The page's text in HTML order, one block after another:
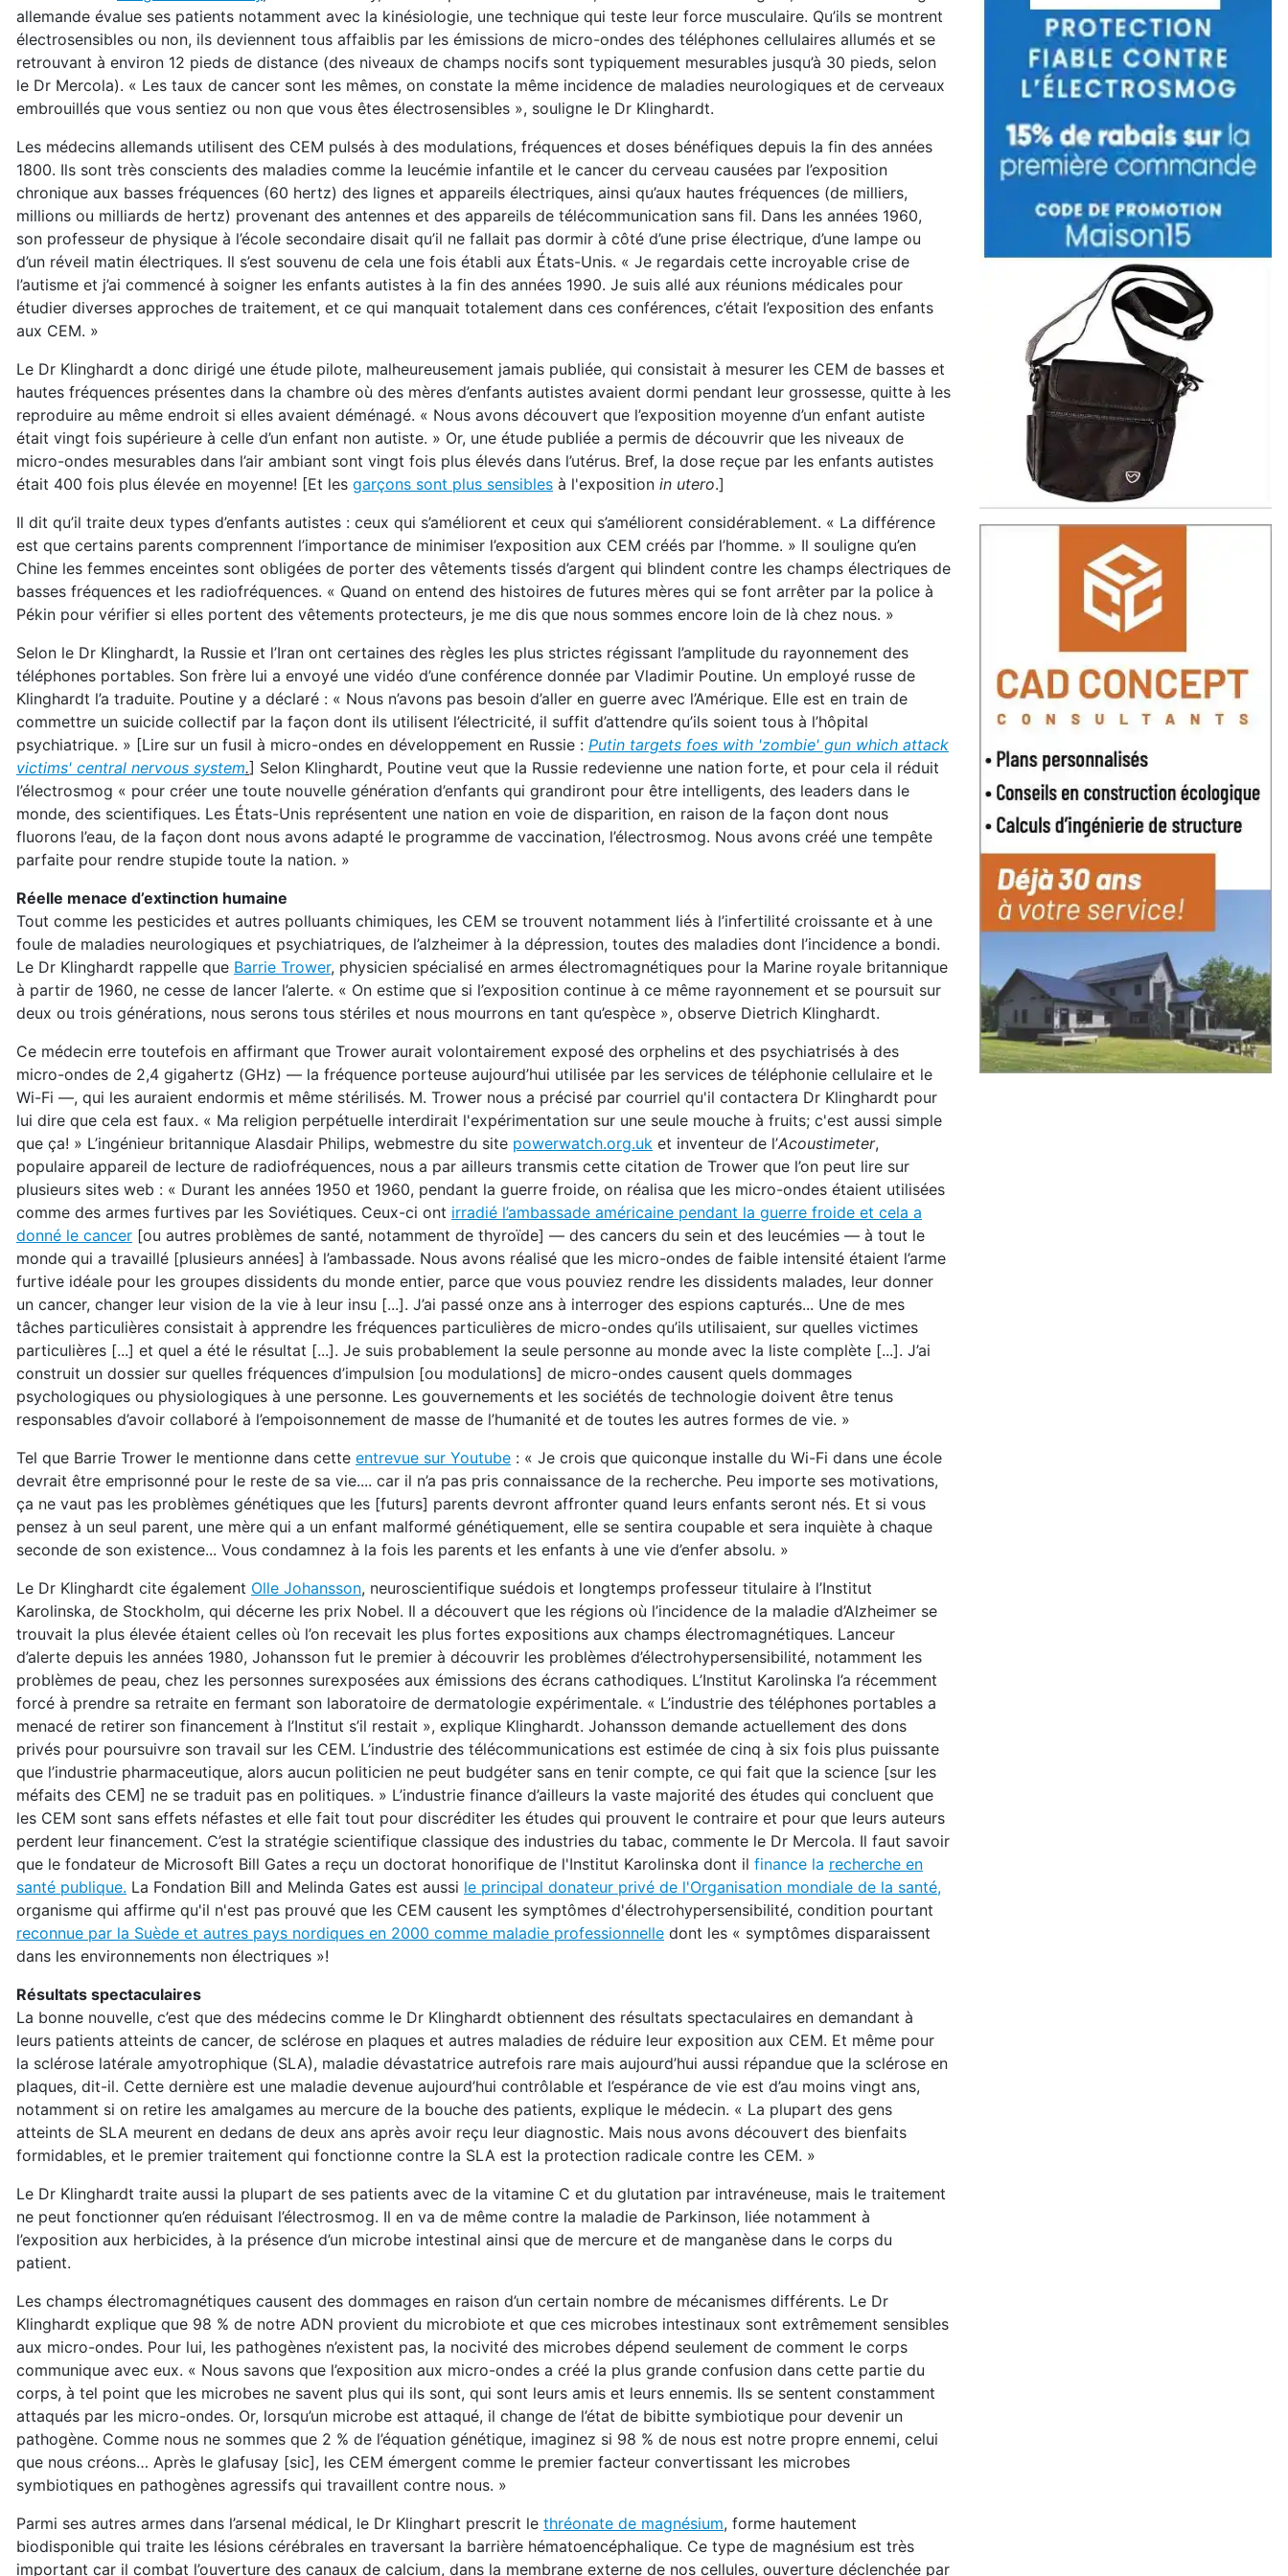
allemande évalue ses patients notamment avec la kinésiologie, une technique qui teste leur force musculaire. Qu’ils se montrent
électrosensibles ou non, ils deviennent tous affaiblis par les émissions de micro-ondes des téléphones cellulaires allumés et se
retrouvant à environ 12 pieds de distance (des niveaux de champs nocifs sont typiquement mesurables jusqu’à 30 pieds, selon
le Dr Mercola). « Les taux de cancer sont les mêmes, on constate la même incidence de maladies neurologiques et de cerveaux
embrouillés que vous sentiez ou non que vous êtes électrosensibles », souligne le Dr Klinghardt.
Les médecins allemands utilisent des CEM pulsés à des modulations, fréquences et doses bénéfiques depuis la fin des années
1800. Ils sont très conscients des maladies comme la leucémie infantile et le cancer du cerveau causées par l’exposition
chronique aux basses fréquences (60 hertz) des lignes et appareils électriques, ainsi qu’aux hautes fréquences (de milliers,
millions ou milliards de hertz) provenant des antennes et des appareils de télécommunication sans fil. Dans les années 1960,
son professeur de physique à l’école secondaire disait qu’il ne fallait pas dormir à côté d’une prise électrique, d’une lampe ou
d’un réveil matin électriques. Il s’est souvenu de cela une fois établi aux États-Unis. « Je regardais cette incroyable crise de
l’autisme et j’ai commencé à soigner les enfants autistes à la fin des années 1990. Je suis allé aux réunions médicales pour
étudier diverses approches de traitement, et ce qui manquait totalement dans ces conférences, c’était l’exposition des enfants
aux CEM. »
Le Dr Klinghardt a donc dirigé une étude pilote, malheureusement jamais publiée, qui consistait à mesurer les CEM de basses et
hautes fréquences présentes dans la chambre où des mères d’enfants autistes avaient dormi pendant leur grossesse, quitte à les
reproduire au même endroit si elles avaient déménagé. « Nous avons découvert que l’exposition moyenne d’un enfant autiste
était vingt fois supérieure à celle d’un enfant non autiste. » Or, une étude publiée a permis de découvrir que les niveaux de
micro-ondes mesurables dans l’air ambiant sont vingt fois plus élevés dans l’utérus. Bref, la dose reçue par les enfants autistes
était 400 fois plus élevée en moyenne! [Et les garçons sont plus sensibles à l'exposition in utero.]
Il dit qu’il traite deux types d’enfants autistes : ceux qui s’améliorent et ceux qui s’améliorent considérablement. « La différence
est que certains parents comprennent l’importance de minimiser l’exposition aux CEM créés par l’homme. » Il souligne qu’en
Chine les femmes enceintes sont obligées de porter des vêtements tissés d’argent qui blindent contre les champs électriques de
basses fréquences et les radiofréquences. « Quand on entend des histoires de futures mères qui se font arrêter par la police à
Pékin pour vérifier si elles portent des vêtements protecteurs, je me dis que nous sommes encore loin de là chez nous. »
Selon le Dr Klinghardt, la Russie et l’Iran ont certaines des règles les plus strictes régissant l’amplitude du rayonnement des
téléphones portables. Son frère lui a envoyé une vidéo d’une conférence donnée par Vladimir Poutine. Un employé russe de
Klinghardt l’a traduite. Poutine y a déclaré : « Nous n’avons pas besoin d’aller en guerre avec l’Amérique. Elle est en train de
commettre un suicide collectif par la façon dont ils utilisent l’électricité, il suffit d’attendre qu’ils soient tous à l’hôpital
psychiatrique. » [Lire sur un fusil à micro-ondes en développement en Russie : Putin targets foes with 'zombie' gun which attack
victims' central nervous system.] Selon Klinghardt, Poutine veut que la Russie redevienne une nation forte, et pour cela il réduit
l’électrosmog « pour créer une toute nouvelle génération d’enfants qui grandiront pour être intelligents, des leaders dans le
monde, des scientifiques. Les États-Unis représentent une nation en voie de disparition, en raison de la façon dont nous
fluorons l’eau, de la façon dont nous avons adapté le programme de vaccination, l’électrosmog. Nous avons créé une tempête
parfaite pour rendre stupide toute la nation. »
Réelle menace d’extinction humaine
Tout comme les pesticides et autres polluants chimiques, les CEM se trouvent notamment liés à l’infertilité croissante et à une
foule de maladies neurologiques et psychiatriques, de l’alzheimer à la dépression, toutes des maladies dont l’incidence a bondi.
Le Dr Klinghardt rappelle que Barrie Trower, physicien spécialisé en armes électromagnétiques pour la Marine royale britannique
à partir de 1960, ne cesse de lancer l’alerte. « On estime que si l’exposition continue à ce même rayonnement et se poursuit sur
deux ou trois générations, nous serons tous stériles et nous mourrons en tant qu’espèce », observe Dietrich Klinghardt.
Ce médecin erre toutefois en affirmant que Trower aurait volontairement exposé des orphelins et des psychiatrisés à des
micro-ondes de 2,4 gigahertz (GHz) — la fréquence porteuse aujourd’hui utilisée par les services de téléphonie cellulaire et le
Wi-Fi —, qui les auraient endormis et même stérilisés. M. Trower nous a précisé par courriel qu'il contactera Dr Klinghardt pour
lui dire que cela est faux. « Ma religion perpétuelle interdirait l'expérimentation sur une seule mouche à fruits; c'est aussi simple
que ça! » L’ingénieur britannique Alasdair Philips, webmestre du site powerwatch.org.uk et inventeur de l’Acoustimeter,
populaire appareil de lecture de radiofréquences, nous a par ailleurs transmis cette citation de Trower que l’on peut lire sur
plusieurs sites web : « Durant les années 1950 et 1960, pendant la guerre froide, on réalisa que les micro-ondes étaient utilisées
comme des armes furtives par les Soviétiques. Ceux-ci ont irradié l’ambassade américaine pendant la guerre froide et cela a
donné le cancer [ou autres problèmes de santé, notamment de thyroïde] — des cancers du sein et des leucémies — à tout le
monde qui a travaillé [plusieurs années] à l’ambassade. Nous avons réalisé que les micro-ondes de faible intensité étaient l’arme
furtive idéale pour les groupes dissidents du monde entier, parce que vous pouviez rendre les dissidents malades, leur donner
un cancer, changer leur vision de la vie à leur insu [...]. J’ai passé onze ans à interroger des espions capturés... Une de mes
tâches particulières consistait à apprendre les fréquences particulières de micro-ondes qu’ils utilisaient, sur quelles victimes
particulières [...] et quel a été le résultat [...]. Je suis probablement la seule personne au monde avec la liste complète [...]. J’ai
construit un dossier sur quelles fréquences d’impulsion [ou modulations] de micro-ondes causent quels dommages
psychologiques ou physiologiques à une personne. Les gouvernements et les sociétés de technologie doivent être tenus
responsables d’avoir collaboré à l’empoisonnement de masse de l’humanité et de toutes les autres formes de vie. »
Tel que Barrie Trower le mentionne dans cette entrevue sur Youtube : « Je crois que quiconque installe du Wi-Fi dans une école
devrait être emprisonné pour le reste de sa vie.... car il n’a pas pris connaissance de la recherche. Peu importe ses motivations,
ça ne vaut pas les problèmes génétiques que les [futurs] parents devront affronter quand leurs enfants seront nés. Et si vous
pensez à un seul parent, une mère qui a un enfant malformé génétiquement, elle se sentira coupable et sera inquiète à chaque
seconde de son existence... Vous condamnez à la fois les parents et les enfants à une vie d’enfer absolu. »
Le Dr Klinghardt cite également Olle Johansson, neuroscientifique suédois et longtemps professeur titulaire à l’Institut
Karolinska, de Stockholm, qui décerne les prix Nobel. Il a découvert que les régions où l’incidence de la maladie d’Alzheimer se
trouvait la plus élevée étaient celles où l’on recevait les plus fortes expositions aux champs électromagnétiques. Lanceur
d’alerte depuis les années 1980, Johansson fut le premier à découvrir les problèmes d’électrohypersensibilité, notamment les
problèmes de peau, chez les personnes surexposées aux émissions des écrans cathodiques. L’Institut Karolinska l’a récemment
forcé à prendre sa retraite en fermant son laboratoire de dermatologie expérimentale. « L’industrie des téléphones portables a
menacé de retirer son financement à l’Institut s’il restait », explique Klinghardt. Johansson demande actuellement des dons
privés pour poursuivre son travail sur les CEM. L’industrie des télécommunications est estimée de cinq à six fois plus puissante
que l’industrie pharmaceutique, alors aucun politicien ne peut budgéter sans en tenir compte, ce qui fait que la science [sur les
méfaits des CEM] ne se traduit pas en politiques. » L’industrie finance d’ailleurs la vaste majorité des études qui concluent que
les CEM sont sans effets néfastes et elle fait tout pour discréditer les études qui prouvent le contraire et pour que leurs auteurs
perdent leur financement. C’est la stratégie scientifique classique des industries du tabac, commente le Dr Mercola. Il faut savoir
que le fondateur de Microsoft Bill Gates a reçu un doctorat honorifique de l'Institut Karolinska dont il finance la recherche en
santé publique. La Fondation Bill and Melinda Gates est aussi le principal donateur privé de l'Organisation mondiale de la santé,
organisme qui affirme qu'il n'est pas prouvé que les CEM causent les symptômes d'électrohypersensibilité, condition pourtant
reconnue par la Suède et autres pays nordiques en 2000 comme maladie professionnelle dont les « symptômes disparaissent
dans les environnements non électriques »!
Résultats spectaculaires
La bonne nouvelle, c’est que des médecins comme le Dr Klinghardt obtiennent des résultats spectaculaires en demandant à
leurs patients atteints de cancer, de sclérose en plaques et autres maladies de réduire leur exposition aux CEM. Et même pour
la sclérose latérale amyotrophique (SLA), maladie dévastatrice autrefois rare mais aujourd’hui aussi répandue que la sclérose en
plaques, dit-il. Cette dernière est une maladie devenue aujourd’hui contrôlable et l’espérance de vie est d’au moins vingt ans,
notamment si on retire les amalgames au mercure de la bouche des patients, explique le médecin. « La plupart des gens
atteints de SLA meurent en dedans de deux ans après avoir reçu leur diagnostic. Mais nous avons découvert des bienfaits
formidables, et le premier traitement qui fonctionne contre la SLA est la protection radicale contre les CEM. »
Le Dr Klinghardt traite aussi la plupart de ses patients avec de la vitamine C et du glutation par intravéneuse, mais le traitement
ne peut fonctionner qu’en réduisant l’électrosmog. Il en va de même contre la maladie de Parkinson, liée notamment à
l’exposition aux herbicides, à la présence d’un microbe intestinal ainsi que de mercure et de manganèse dans le corps du
patient.
Les champs électromagnétiques causent des dommages en raison d’un certain nombre de mécanismes différents. Le Dr
Klinghardt explique que 98 % de notre ADN provient du microbiote et que ces microbes intestinaux sont extrêmement sensibles
aux micro-ondes. Pour lui, les pathogènes n’existent pas, la nocivité des microbes dépend seulement de comment le corps
communique avec eux. « Nous savons que l’exposition aux micro-ondes a créé la plus grande confusion dans cette partie du
corps, à tel point que les microbes ne savent plus qui ils sont, qui sont leurs amis et leurs ennemis. Ils se sentent constamment
attaqués par les micro-ondes. Or, lorsqu’un microbe est attaqué, il change de l’état de bibitte symbiotique pour devenir un
pathogène. Comme nous ne sommes que 2 % de l’équation génétique, imaginez si 98 % de nous est notre propre ennemi, celui
que nous créons… Après le glafusay [sic], les CEM émergent comme le premier facteur convertissant les microbes
symbiotiques en pathogènes agressifs qui travaillent contre nous. »
Parmi ses autres armes dans l’arsenal médical, le Dr Klinghart prescrit le thréonate de magnésium, forme hautement
biodisponible qui traite les lésions cérébrales en traversant la barrière hématoencéphalique. Ce type de magnésium est très
important car il combat l’ouverture des canaux de calcium, dans la membrane externe de nos cellules, ouverture déclenchée par